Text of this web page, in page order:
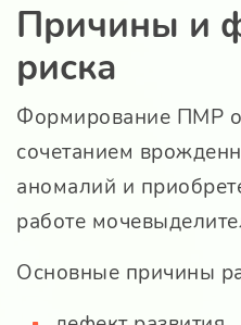
Причины и
риска
Формирование ПМР
сочетанием
аномалий и
работе
Основные причины